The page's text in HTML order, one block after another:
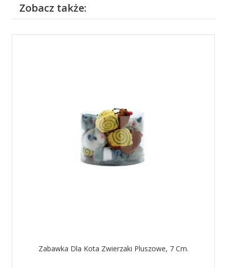
Zobacz także:
Zabawka Dla Kota Zwierzaki Pluszowe, 7 Cm.